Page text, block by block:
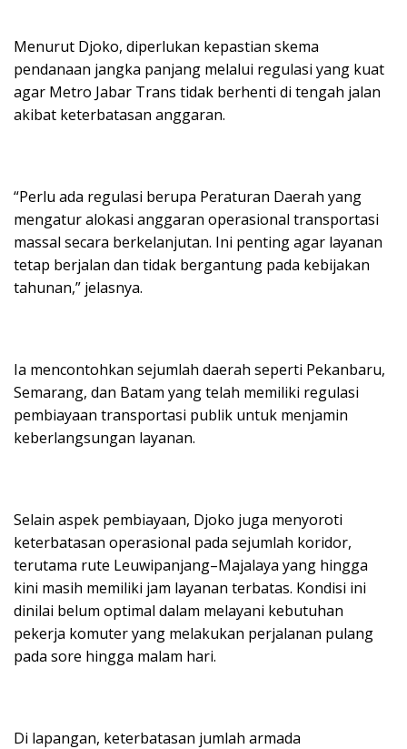
Menurut Djoko, diperlukan kepastian skema
pendanaan jangka panjang melalui regulasi yang kuat
agar Metro Jabar Trans tidak berhenti di tengah jalan
akibat keterbatasan anggaran.
“Perlu ada regulasi berupa Peraturan Daerah yang
mengatur alokasi anggaran operasional transportasi
massal secara berkelanjutan. Ini penting agar layanan
tetap berjalan dan tidak bergantung pada kebijakan
tahunan,” jelasnya.
Ia mencontohkan sejumlah daerah seperti Pekanbaru,
Semarang, dan Batam yang telah memiliki regulasi
pembiayaan transportasi publik untuk menjamin
keberlangsungan layanan.
Selain aspek pembiayaan, Djoko juga menyoroti
keterbatasan operasional pada sejumlah koridor,
terutama rute Leuwipanjang–Majalaya yang hingga
kini masih memiliki jam layanan terbatas. Kondisi ini
dinilai belum optimal dalam melayani kebutuhan
pekerja komuter yang melakukan perjalanan pulang
pada sore hingga malam hari.
Di lapangan, keterbatasan jumlah armada